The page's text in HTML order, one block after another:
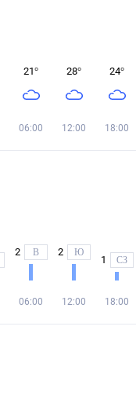
21°
06:00
28°
12:00
24°
18:00
2 В
06:00
2 Ю
12:00
1 СЗ
18:00